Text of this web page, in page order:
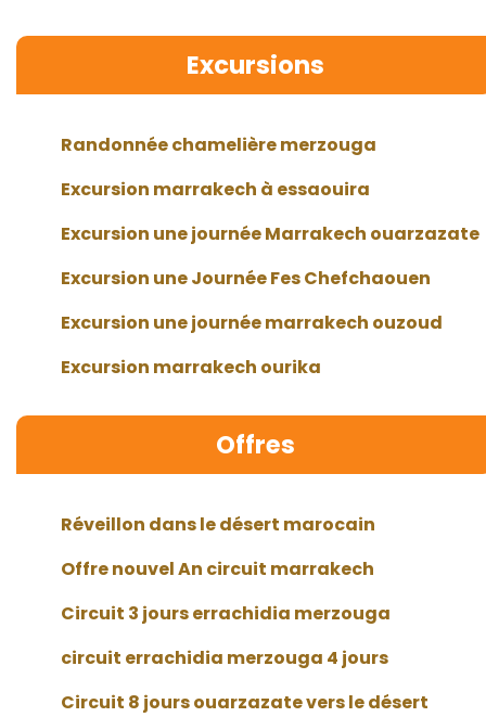
Excursions
Randonnée chamelière merzouga
Excursion marrakech à essaouira
Excursion une journée Marrakech ouarzazate
Excursion une Journée Fes Chefchaouen
Excursion une journée marrakech ouzoud
Excursion marrakech ourika
Offres
Réveillon dans le désert marocain
Offre nouvel An circuit marrakech
Circuit 3 jours errachidia merzouga
circuit errachidia merzouga 4 jours
Circuit 8 jours ouarzazate vers le désert